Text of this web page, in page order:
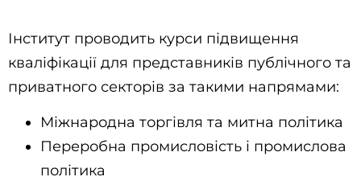
Інститут проводить курси підвищення
кваліфікації для представників публічного та
приватного секторів за такими напрямами:
Міжнародна торгівля та митна політика
Переробна промисловість і промислова
політика